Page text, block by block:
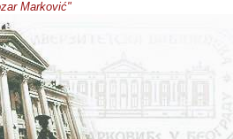
Marković"